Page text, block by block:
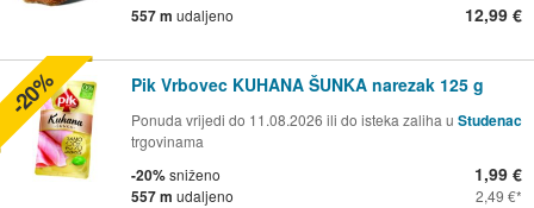
557 m udaljeno 12,99 €
Pik Vrbovec KUHANA ŠUNKA narezak 125 g
Ponuda vrijedi do 11.08.2026 ili do isteka zaliha u Studenac
trgovinama
-20%sniženo
557 m udaljeno
1,99 €
2,49 €
-20%